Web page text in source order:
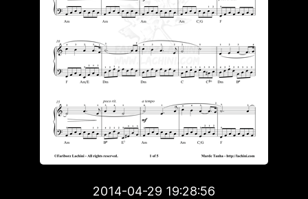
2014-04-29 19:28:56